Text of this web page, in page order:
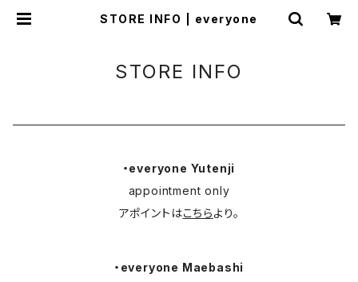
STORE INFO | everyone
STORE INFO
・everyone Yutenji
appointment only
アポイントはこちらより。
・everyone Maebashi